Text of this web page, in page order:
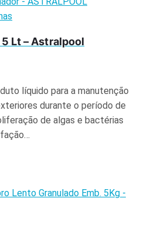
Lt – Astralpool
líquido para a manutenção
durante o período de
de algas e bactérias